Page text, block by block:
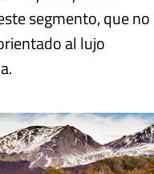
segmento, que no
al lujo
.